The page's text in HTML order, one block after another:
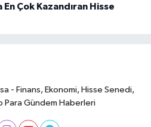
En Çok Kazandıran Hisse
- Finans, Ekonomi, Hisse Senedi,
Para Gündem Haberleri